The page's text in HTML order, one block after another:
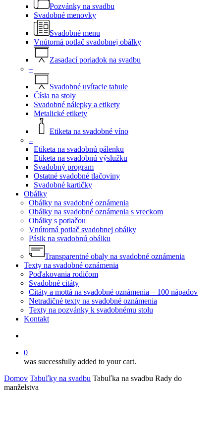
Pozvánky na svadbu
Svadobné menovky
Svadobné menu
Vnútorná potlač svadobnej obálky
Zasadací poriadok na svadbu
–
Svadobné uvítacie tabule
Čísla na stoly
Svadobné nálepky a etikety
Metalické etikety
Etiketa na svadobné víno
–
Etiketa na svadobnú pálenku
Etiketa na svadobnú výslužku
Svadobný program
Ostatné svadobné tlačoviny
Svadobné kartičky
Obálky
Obálky na svadobné oznámenia
Obálky na svadobné oznámenia s vreckom
Obálky s potlačou
Vnútorná potlač svadobnej obálky
Pásik na svadobnú obálku
Transparentné obaly na svadobné oznámenia
Texty na svadobné oznámenia
Poďakovania rodičom
Svadobné citáty
Citáty a mottá na svadobné oznámenia – 100 nápadov
Netradičné texty na svadobné oznámenia
Texty na pozvánky k svadobnému stolu
Kontakt
0
was successfully added to your cart.
Domov Tabuľky na svadbu Tabuľka na svadbu Rady do
manželstva